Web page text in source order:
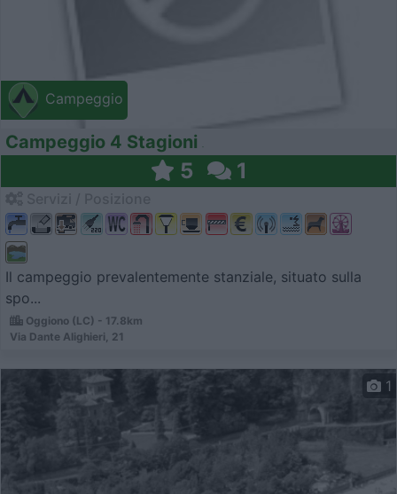
Campeggio
Campeggio 4 Stagioni
5 1
Il campeggio prevalentemente stanziale, situato sulla
spo...
Oggiono (LC) - 17.8km
Via Dante Alighieri, 21
1